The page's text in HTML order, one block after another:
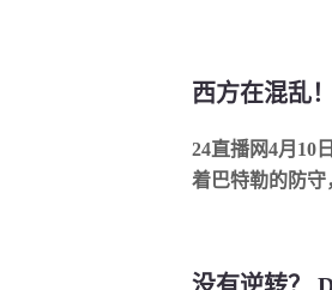
24直播网4月10
着巴特勒的防守